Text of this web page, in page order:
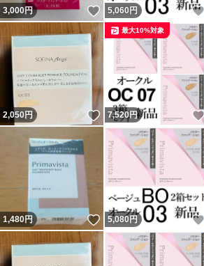
3,000円 いいね！
5,060 円
2,050円 いいね！
7,520円
最大10%対象
1,480円 いいね！
5,080 円